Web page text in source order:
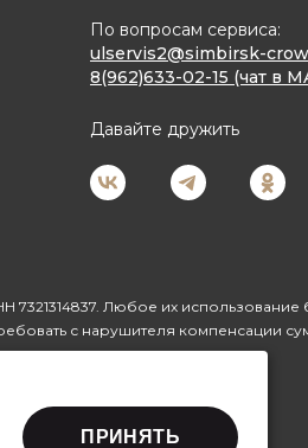
По вопросам сервиса:
ulservis2@simbirsk-
8(962)633-02-15 (чат в
Давайте дружить
7321314837. Любое их
с нарушителя компенсации
ПРИНЯТЬ